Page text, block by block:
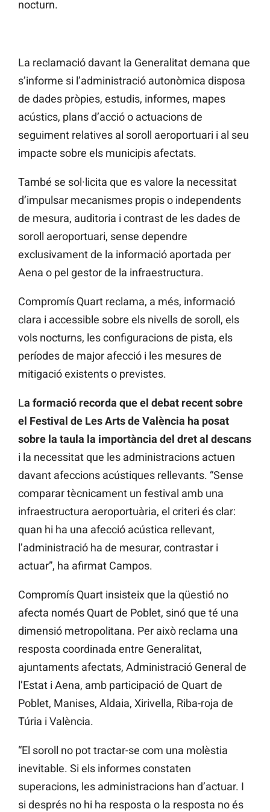
nocturn.
La reclamació davant la Generalitat demana que
s’informe si l’administració autonòmica disposa
de dades pròpies, estudis, informes, mapes
acústics, plans d’acció o actuacions de
seguiment relatives al soroll aeroportuari i al seu
impacte sobre els municipis afectats.
També se sol·licita que es valore la necessitat
d’impulsar mecanismes propis o independents
de mesura, auditoria i contrast de les dades de
soroll aeroportuari, sense dependre
exclusivament de la informació aportada per
Aena o pel gestor de la infraestructura.
Compromís Quart reclama, a més, informació
clara i accessible sobre els nivells de soroll, els
vols nocturns, les configuracions de pista, els
períodes de major afecció i les mesures de
mitigació existents o previstes.
La formació recorda que el debat recent sobre
el Festival de Les Arts de València ha posat
sobre la taula la importància del dret al descans
i la necessitat que les administracions actuen
davant afeccions acústiques rellevants. “Sense
comparar tècnicament un festival amb una
infraestructura aeroportuària, el criteri és clar:
quan hi ha una afecció acústica rellevant,
l’administració ha de mesurar, contrastar i
actuar”, ha afirmat Campos.
Compromís Quart insisteix que la qüestió no
afecta només Quart de Poblet, sinó que té una
dimensió metropolitana. Per això reclama una
resposta coordinada entre Generalitat,
ajuntaments afectats, Administració General de
l’Estat i Aena, amb participació de Quart de
Poblet, Manises, Aldaia, Xirivella, Riba-roja de
Túria i València.
“El soroll no pot tractar-se com una molèstia
inevitable. Si els informes constaten
superacions, les administracions han d’actuar. I
si després no hi ha resposta o la resposta no és